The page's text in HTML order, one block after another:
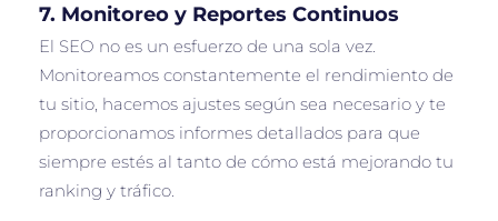
7. Monitoreo y Reportes Continuos
El SEO no es un esfuerzo de una sola vez.
Monitoreamos constantemente el rendimiento de
tu sitio, hacemos ajustes según sea necesario y te
proporcionamos informes detallados para que
siempre estés al tanto de cómo está mejorando tu
ranking y tráfico.